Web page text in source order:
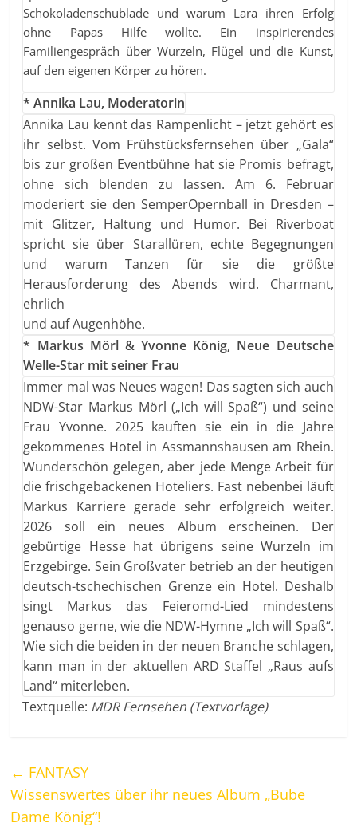
Schokoladenschublade und warum Lara ihren Erfolg
ohne Papas Hilfe wollte. Ein inspirierendes
Familiengespräch über Wurzeln, Flügel und die Kunst,
auf den eigenen Körper zu hören.
* Annika Lau, Moderatorin
Annika Lau kennt das Rampenlicht – jetzt gehört es
ihr selbst. Vom Frühstücksfernsehen über „Gala“
bis zur großen Eventbühne hat sie Promis befragt,
ohne sich blenden zu lassen. Am 6. Februar
moderiert sie den SemperOpernball in Dresden –
mit Glitzer, Haltung und Humor. Bei Riverboat
spricht sie über Starallüren, echte Begegnungen
und warum Tanzen für sie die größte
Herausforderung des Abends wird. Charmant,
ehrlich
und auf Augenhöhe.
* Markus Mörl & Yvonne König, Neue Deutsche
Welle-Star mit seiner Frau
Immer mal was Neues wagen! Das sagten sich auch
NDW-Star Markus Mörl („Ich will Spaß“) und seine
Frau Yvonne. 2025 kauften sie ein in die Jahre
gekommenes Hotel in Assmannshausen am Rhein.
Wunderschön gelegen, aber jede Menge Arbeit für
die frischgebackenen Hoteliers. Fast nebenbei läuft
Markus Karriere gerade sehr erfolgreich weiter.
2026 soll ein neues Album erscheinen. Der
gebürtige Hesse hat übrigens seine Wurzeln im
Erzgebirge. Sein Großvater betrieb an der heutigen
deutsch-tschechischen Grenze ein Hotel. Deshalb
singt Markus das Feieromd-Lied mindestens
genauso gerne, wie die NDW-Hymne „Ich will Spaß“.
Wie sich die beiden in der neuen Branche schlagen,
kann man in der aktuellen ARD Staffel „Raus aufs
Land“ miterleben.
Textquelle: MDR Fernsehen (Textvorlage)
← FANTASY
Wissenswertes über ihr neues Album „Bube
Dame König“!